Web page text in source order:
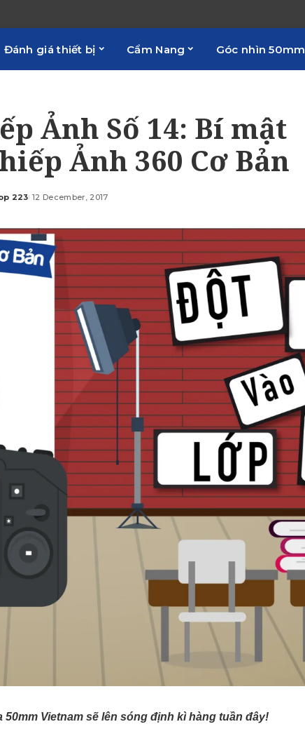
Đánh giá thiết bị Cẩm Nang Góc nhìn 50mm
Ảnh Số 14: Bí mật
Ảnh 360 Cơ Bản
223 12 December, 2017
Vietnam sẽ lên sóng định kì hàng tuần đây!